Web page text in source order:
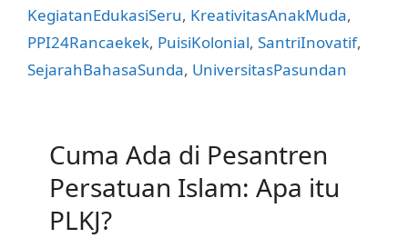
KegiatanEdukasiSeru, KreativitasAnakMuda,
PPI24Rancaekek, PuisiKolonial, SantriInovatif,
SejarahBahasaSunda, UniversitasPasundan
Cuma Ada di Pesantren
Persatuan Islam: Apa itu
PLKJ?